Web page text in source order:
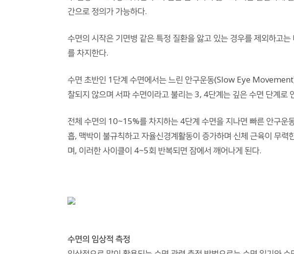
간으로 정의가 가능하다.
수면의 시작은 기면병 같은 특정 질환을 앓고 있는 경우를 제외하고
를 차지한다.
수면 초반인 1단계 수면에서는 느린 안구운동(Slow Eye
찰되지 않으며 서파 수면이라고 불리는 3, 4단계는 깊은 수면 단계로
전체 수면의 10~15%를 차지하는 4단계 수면을 지나면 빠른 안구
흡, 맥박이 불규칙하고 자율신경계활동이 증가하며 신체 근육이 무
며, 이러한 사이클이 4~5회 반복되면 잠에서 깨어나게 된다.
수면의 임상적 측정